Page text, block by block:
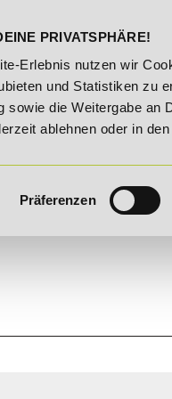
PRIVATSPHÄRE!
Erlebnis nutzen wir
und Statistiken zu
sowie die Weitergabe an
ablehnen oder in
Präferenzen
20% Rabatt bis